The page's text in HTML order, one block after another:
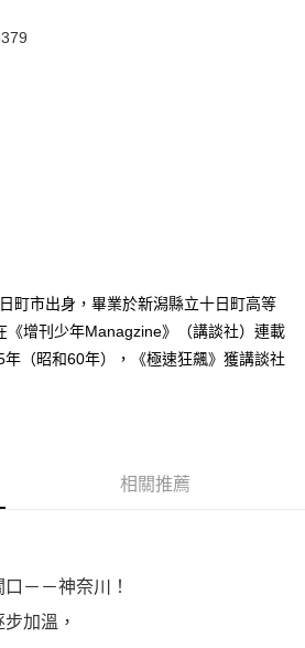
品之後才付款」的支付方式。 讓您購物簡單
需綁卡、不需儲值。
訊認證，即可結帳。
後，再付款。
程】
先享後付」後，將跳轉至「AFTEE先享後付」
認金額後，即可完成結帳。
到繳費通知簡訊。
進行付款，方視為交易完成。
不需立刻繳費，但若您需要取消訂單，請聯絡
意取消之訂單仍視為有效，需透過AFTEE先享
先享後付 」之結帳頁面顯示為準，若有關於
欲退款等相關疑問，請聯繫「AFTEE先享後付
提供個人資料，並將交易相關給付款項請求債
得法定代理人或監護人之同意方可使用
同意申辦者引起之損失，本公司不負相關責
時，將依據個別帳號之用戶狀況，依本公司即
若仍有額度不足之情形，本公司將視審查結果
以上)免運費
以上)免運費
以上)免運費
以上)免運費
町市出身，畢業於新潟縣立十日町高等
《增刊少年Managzine》（講談社）連載
（昭和60年），《極速狂飆》獲講談社
相關推薦
－－神奈川！
加溫，